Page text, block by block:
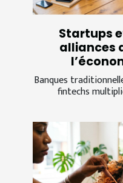
Startups
alliances
Banques
fintechs